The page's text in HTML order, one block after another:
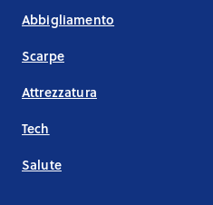
Abbigliamento
Scarpe
Attrezzatura
Tech
Salute